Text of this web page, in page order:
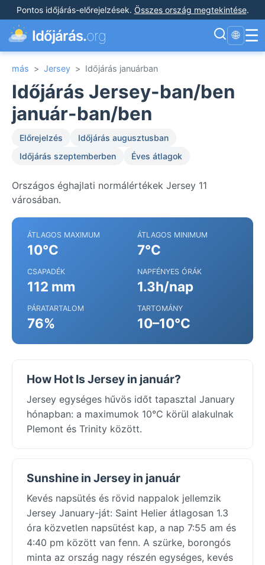
Pontos időjárás-előrejelzések. Összes ország megtekintése.
Időjárás.org 🌐 ☰
más > Jersey > Időjárás januárban
Időjárás Jersey-ban/ben
január-ban/ben
Előrejelzés
Időjárás augusztusban
Időjárás szeptemberben
Éves átlagok
Országos éghajlati normálértékek Jersey 11
városában.
ÁTLAGOS MAXIMUM
10°C
ÁTLAGOS MINIMUM
7°C
CSAPADÉK
112 mm
NAPFÉNYES ÓRÁK
1.3h/nap
PÁRATARTALOM
76%
TARTOMÁNY
10–10°C
How Hot Is Jersey in január?
Jersey egységes hűvös időt tapasztal January
hónapban: a maximumok 10°C körül alakulnak
Plemont és Trinity között.
Sunshine in Jersey in január
Kevés napsütés és rövid nappalok jellemzik
Jersey January-ját: Saint Helier átlagosan 1.3
óra közvetlen napsütést kap, a nap 7:55 am és
4:40 pm között van fenn. A szürke, borongós
minta az ország nagy részén egységes, kevés